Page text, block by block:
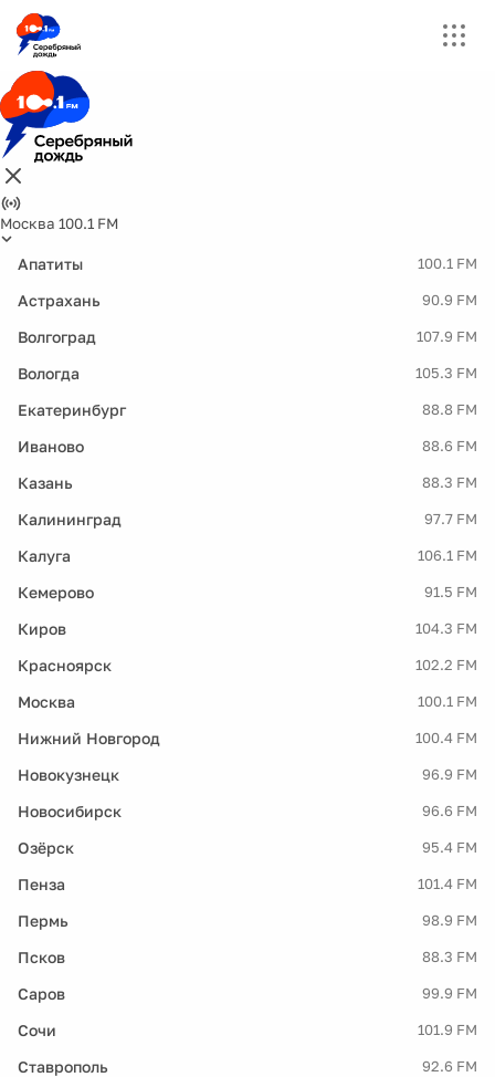
Москва 100.1 FM
Апатиты 100.1 FM
Астрахань 90.9 FM
Волгоград 107.9 FM
Вологда 105.3 FM
Екатеринбург 88.8 FM
Иваново 88.6 FM
Казань 88.3 FM
Калининград 97.7 FM
Калуга 106.1 FM
Кемерово 91.5 FM
Киров 104.3 FM
Красноярск 102.2 FM
Москва 100.1 FM
Нижний Новгород 100.4 FM
Новокузнецк 96.9 FM
Новосибирск 96.6 FM
Озёрск 95.4 FM
Пенза 101.4 FM
Пермь 98.9 FM
Псков 88.3 FM
Саров 99.9 FM
Сочи 101.9 FM
Ставрополь 92.6 FM